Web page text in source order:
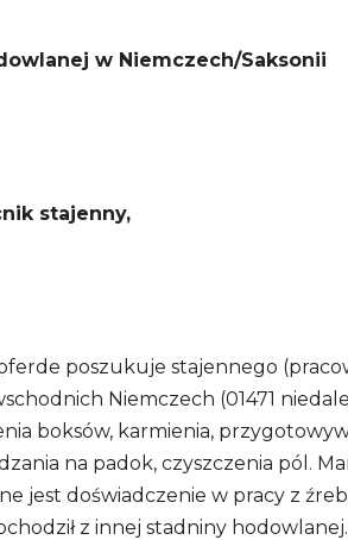
w Niemczech/Saksonii
stajenny,
poszukuje stajennego
Niemczech (01471
boksów, karmienia,
na padok, czyszczenia pól.
jest doświadczenie w pracy z
z innej stadniny